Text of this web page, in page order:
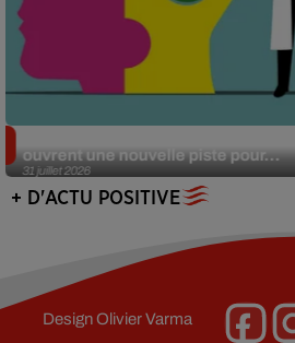
31 juillet 2026
ouvrent une nouvelle piste pour...
+ D'ACTU POSITIVE
DesignOlivier Varma